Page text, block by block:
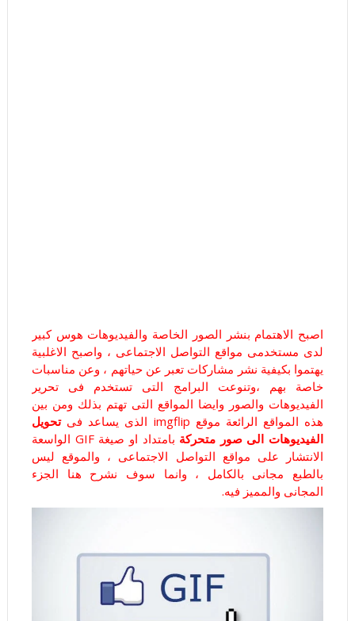
اصبح الاهتمام بنشر الصور الخاصة والفيديوهات هوس كبير
لدى مستخدمى مواقع التواصل الاجتماعى ، واصبح الاغلبية
يهتموا بكيفية نشر مشاركات تعبر عن حياتهم ، وعن مناسبات
خاصة بهم ،وتنوعت البرامج التى تستخدم فى تحرير
الفيديوهات والصور وايضا المواقع التى تهتم بذلك ومن بين
هذه المواقع الرائعة موقع imgflip الذى يساعد فى
تحويل
الفيديوهات الى صور متحركة
بامتداد او صيغة GIF الواسعة
الانتشار على مواقع التواصل الاجتماعى ، والموقع ليس
بالطبع مجانى بالكامل ، وانما سوف نشرح هنا الجزء
المجانى والمميز فيه.